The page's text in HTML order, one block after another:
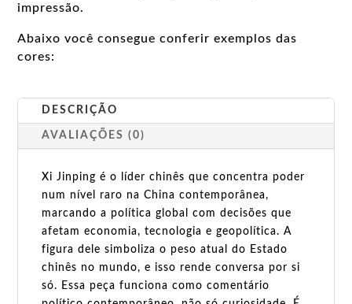
impressão.
Abaixo você consegue conferir exemplos das
cores:
DESCRIÇÃO
AVALIAÇÕES (0)
Xi Jinping é o líder chinês que concentra poder
num nível raro na China contemporânea,
marcando a política global com decisões que
afetam economia, tecnologia e geopolítica. A
figura dele simboliza o peso atual do Estado
chinês no mundo, e isso rende conversa por si
só. Essa peça funciona como comentário